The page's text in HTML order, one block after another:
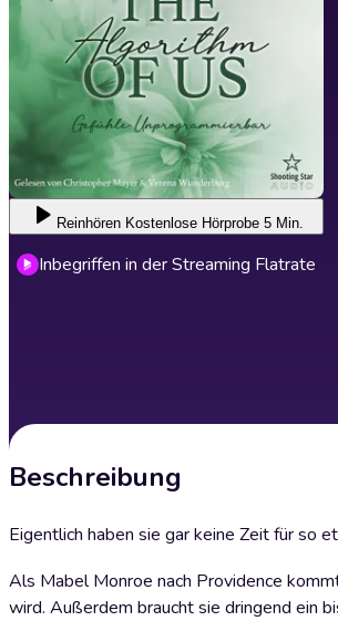
Reinhören Kostenlose Hörprobe 5 Min.
Inbegriffen in der Streaming Flatrate
Beschreibung
Eigentlich haben sie gar keine Zeit für so
Als Mabel Monroe nach Providence
wird. Außerdem braucht sie dringend ein